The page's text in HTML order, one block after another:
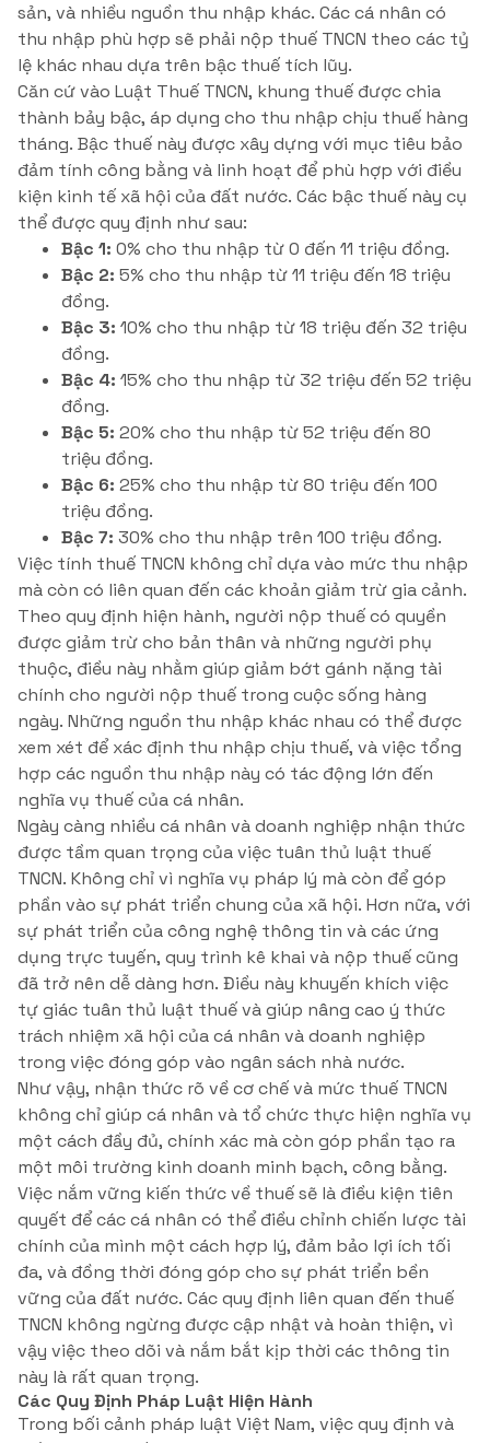
sản, và nhiều nguồn thu nhập khác. Các cá nhân có
thu nhập phù hợp sẽ phải nộp thuế TNCN theo các tỷ
lệ khác nhau dựa trên bậc thuế tích lũy.
Căn cứ vào Luật Thuế TNCN, khung thuế được chia
thành bảy bậc, áp dụng cho thu nhập chịu thuế hàng
tháng. Bậc thuế này được xây dựng với mục tiêu bảo
đảm tính công bằng và linh hoạt để phù hợp với điều
kiện kinh tế xã hội của đất nước. Các bậc thuế này cụ
thể được quy định như sau:
Bậc 1: 0% cho thu nhập từ 0 đến 11 triệu đồng.
Bậc 2: 5% cho thu nhập từ 11 triệu đến 18 triệu
đồng.
Bậc 3: 10% cho thu nhập từ 18 triệu đến 32 triệu
đồng.
Bậc 4: 15% cho thu nhập từ 32 triệu đến 52 triệu
đồng.
Bậc 5: 20% cho thu nhập từ 52 triệu đến 80
triệu đồng.
Bậc 6: 25% cho thu nhập từ 80 triệu đến 100
triệu đồng.
Bậc 7: 30% cho thu nhập trên 100 triệu đồng.
Việc tính thuế TNCN không chỉ dựa vào mức thu nhập
mà còn có liên quan đến các khoản giảm trừ gia cảnh.
Theo quy định hiện hành, người nộp thuế có quyền
được giảm trừ cho bản thân và những người phụ
thuộc, điều này nhằm giúp giảm bớt gánh nặng tài
chính cho người nộp thuế trong cuộc sống hàng
ngày. Những nguồn thu nhập khác nhau có thể được
xem xét để xác định thu nhập chịu thuế, và việc tổng
hợp các nguồn thu nhập này có tác động lớn đến
nghĩa vụ thuế của cá nhân.
Ngày càng nhiều cá nhân và doanh nghiệp nhận thức
được tầm quan trọng của việc tuân thủ luật thuế
TNCN. Không chỉ vì nghĩa vụ pháp lý mà còn để góp
phần vào sự phát triển chung của xã hội. Hơn nữa, với
sự phát triển của công nghệ thông tin và các ứng
dụng trực tuyến, quy trình kê khai và nộp thuế cũng
đã trở nên dễ dàng hơn. Điều này khuyến khích việc
tự giác tuân thủ luật thuế và giúp nâng cao ý thức
trách nhiệm xã hội của cá nhân và doanh nghiệp
trong việc đóng góp vào ngân sách nhà nước.
Như vậy, nhận thức rõ về cơ chế và mức thuế TNCN
không chỉ giúp cá nhân và tổ chức thực hiện nghĩa vụ
một cách đầy đủ, chính xác mà còn góp phần tạo ra
một môi trường kinh doanh minh bạch, công bằng.
Việc nắm vững kiến thức về thuế sẽ là điều kiện tiên
quyết để các cá nhân có thể điều chỉnh chiến lược tài
chính của mình một cách hợp lý, đảm bảo lợi ích tối
đa, và đồng thời đóng góp cho sự phát triển bền
vững của đất nước. Các quy định liên quan đến thuế
TNCN không ngừng được cập nhật và hoàn thiện, vì
vậy việc theo dõi và nắm bắt kịp thời các thông tin
này là rất quan trọng.
Các Quy Định Pháp Luật Hiện Hành
Trong bối cảnh pháp luật Việt Nam, việc quy định và